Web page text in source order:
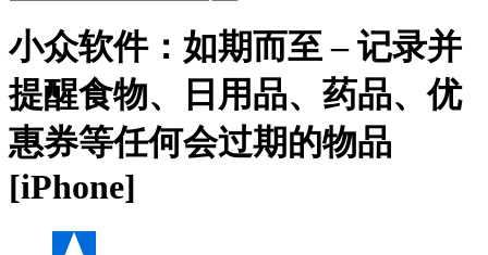
小众软件：如期而至 – 记录并
提醒食物、日用品、药品、优
惠券等任何会过期的物品
[iPhone]